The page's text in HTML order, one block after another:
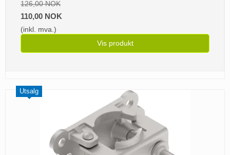
126,00 NOK
110,00 NOK
(inkl. mva.)
Vis produkt
Utsalg